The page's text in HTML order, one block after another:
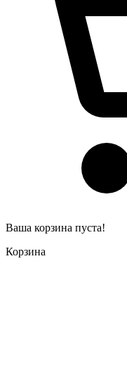
Ваша корзина пуста!
Корзина